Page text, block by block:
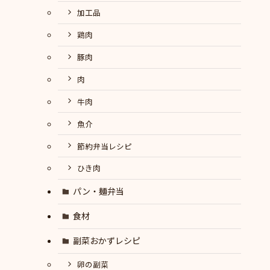
加工品
鶏肉
豚肉
肉
牛肉
魚介
節約弁当レシピ
ひき肉
パン・麺弁当
食材
副菜おかずレシピ
卵の副菜